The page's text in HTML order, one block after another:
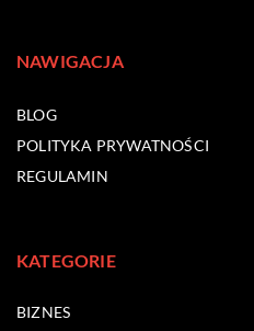
NAWIGACJA
BLOG
POLITYKA PRYWATNOŚCI
REGULAMIN
KATEGORIE
BIZNES